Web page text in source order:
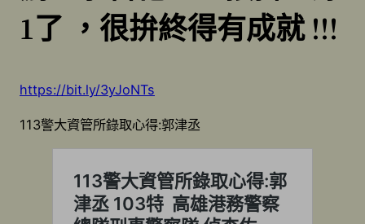
1了 ，很拚終得有成就 !!!
https://bit.ly/3yJoNTs
113警大資管所錄取心得:郭津丞